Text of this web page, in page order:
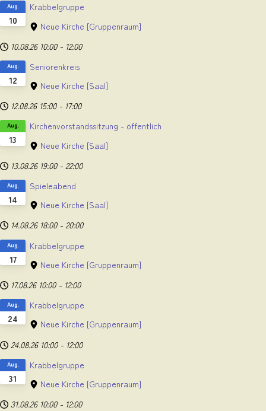
10
Aug.
Krabbelgruppe
Neue Kirche [Gruppenraum]
10.08.26 10:00 - 12:00
12
Aug.
Seniorenkreis
Neue Kirche [Saal]
12.08.26 15:00 - 17:00
13
Aug.
Kirchenvorstandssitzung - öffentlich
Neue Kirche [Saal]
13.08.26 19:00 - 22:00
14
Aug.
Spieleabend
Neue Kirche [Saal]
14.08.26 18:00 - 20:00
17
Aug.
Krabbelgruppe
Neue Kirche [Gruppenraum]
17.08.26 10:00 - 12:00
24
Aug.
Krabbelgruppe
Neue Kirche [Gruppenraum]
24.08.26 10:00 - 12:00
31
Aug.
Krabbelgruppe
Neue Kirche [Gruppenraum]
31.08.26 10:00 - 12:00